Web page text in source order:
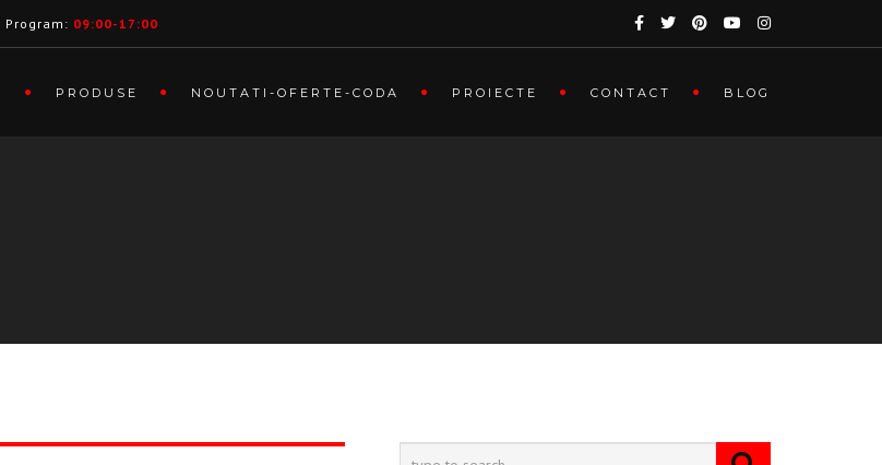
Program: 09:00-17:00
PRODUSE NOUTATI-OFERTE-CODA PROIECTE CONTACT BLOG